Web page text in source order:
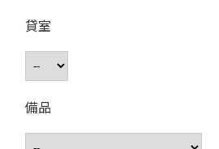
貸室
備品